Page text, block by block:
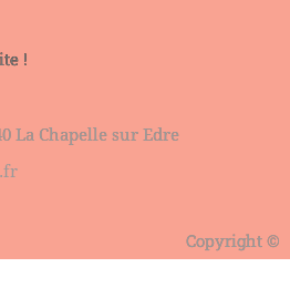
!
La Chapelle sur Edre
Copyright ©